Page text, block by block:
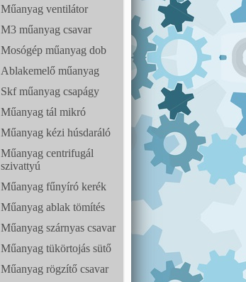
Műanyag ventilátor
M3 műanyag csavar
Mosógép műanyag dob
Ablakemelő műanyag
Skf műanyag csapágy
Műanyag tál mikró
Műanyag kézi húsdaráló
Műanyag centrifugál
szivattyú
Műanyag fűnyíró kerék
Műanyag ablak tömítés
Műanyag szárnyas csavar
Műanyag tükörtojás sütő
Műanyag rögzítő csavar